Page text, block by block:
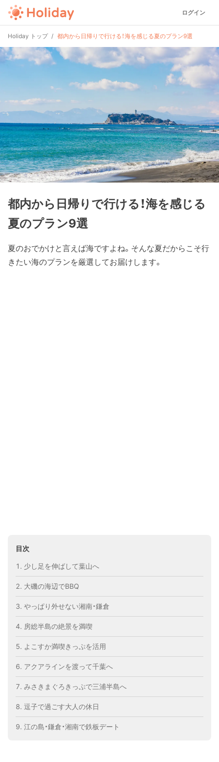
ログイン
Holiday トップ 都内から日帰りで行ける！海を感じる夏のプラン9選
都内から日帰りで行ける！海を感じる
夏のプラン9選
夏のおでかけと言えば海ですよね。そんな夏だからこそ行
きたい海のプランを厳選してお届けします。
目次
少し足を伸ばして葉山へ
大磯の海辺でBBQ
やっぱり外せない湘南・鎌倉
房総半島の絶景を満喫
よこすか満喫きっぷを活用
アクアラインを渡って千葉へ
みさきまぐろきっぷで三浦半島へ
逗子で過ごす大人の休日
江の島・鎌倉・湘南で鉄板デート